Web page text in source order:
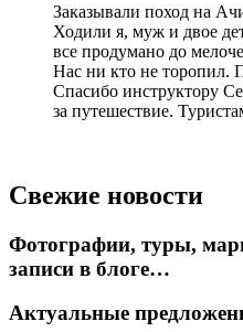
Заказывали поход на
Ходили я, муж и двое
все продумано до
Нас ни кто не торопил.
Спасибо инструктору
за путешествие.
Свежие новости
Фотографии, туры,
записи в блоге…
Актуальные